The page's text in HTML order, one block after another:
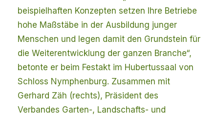
beispielhaften Konzepten setzen Ihre Betriebe
hohe Maßstäbe in der Ausbildung junger
Menschen und legen damit den Grundstein für
die Weiterentwicklung der ganzen Branche“,
betonte er beim Festakt im Hubertussaal von
Schloss Nymphenburg. Zusammen mit
Gerhard Zäh (rechts), Präsident des
Verbandes Garten-, Landschafts- und